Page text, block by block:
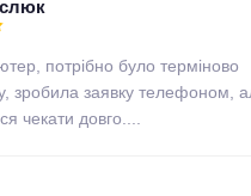
потрібно було терміново
зробила заявку телефоном,
чекати довго....